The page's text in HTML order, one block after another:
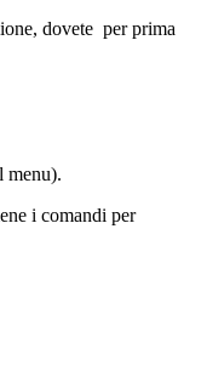
dovete per prima
menu).
i comandi per